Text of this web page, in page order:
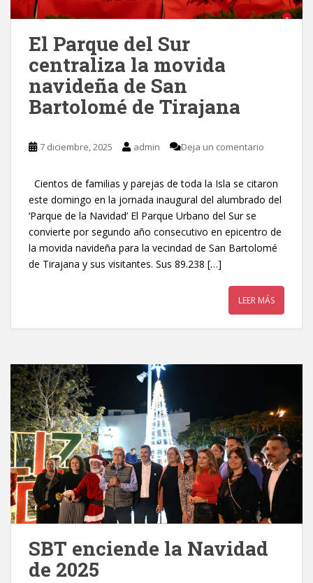
El Parque del Sur
centraliza la movida
navideña de San
Bartolomé de Tirajana
7 diciembre, 2025 admin Deja un comentario
Cientos de familias y parejas de toda la Isla se citaron
este domingo en la jornada inaugural del alumbrado del
‘Parque de la Navidad’ El Parque Urbano del Sur se
convierte por segundo año consecutivo en epicentro de
la movida navideña para la vecindad de San Bartolomé
de Tirajana y sus visitantes. Sus 89.238 […]
LEER MÁS
SBT enciende la Navidad
de 2025